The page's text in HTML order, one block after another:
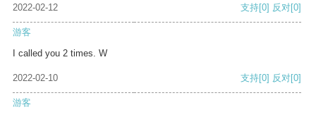
2022-02-12 支持[0] 反对[0]
游客
I called you 2 times. W
2022-02-10 支持[0] 反对[0]
游客